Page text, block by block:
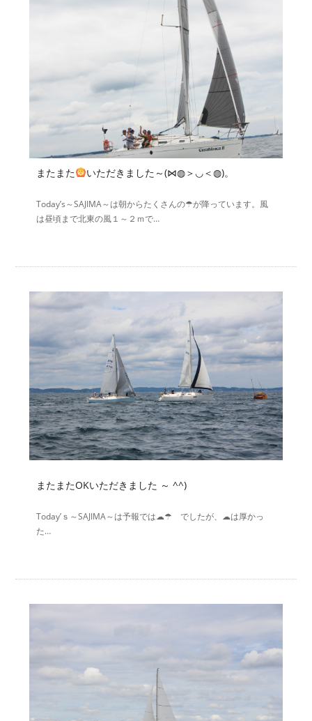
またまた いただきました～(⋈◍＞◡＜◍)。
Today’s～SAJIMA～は朝からたくさんの☂が降っています。風
は昼頃まで北東の風１～２ｍで…
またまたOKいただきました ～ ^^)
Today’ｓ～SAJIMA～は予報では☁☂ でしたが、☁は厚かっ
た…